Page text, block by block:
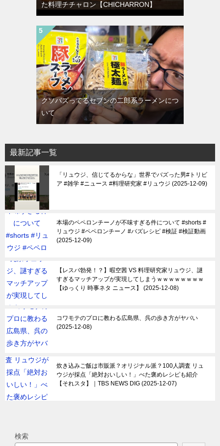
た料理チチャロン【CHICHARRON】
クソバズってるセブンの二郎系ラーメンにつ
いて
最新記事一覧
「リュウジ、信じてるからな」世界でバズった男#トリビ
ア #雑学 #ニュース #料理研究家 #リュウジ 2025-12-09
本場のペペロンチーノが不味すぎる件について #shorts #
リュウジ #ペペロンチーノ #バズレシピ #検証 #検証動画
2025-12-09
【レスバ勃発！？】暇空茜 VS 料理研究家リュウジ、謎
すぎるマッチアップが実現してしまうｗｗｗｗｗｗｗｗ
【ゆっくり 時事ネタ ニュース】
2025-12-08
コワモテのプロに教わる広島県、呉の歩き方がヤバい
2025-12-08
炊き込みご飯は市販派？オリジナル派？100人調査 リュ
ウジが採点「絶対おいしい！」べた褒めレシピも紹介
【それスタ】｜TBS NEWS DIG 2025-12-07
検索